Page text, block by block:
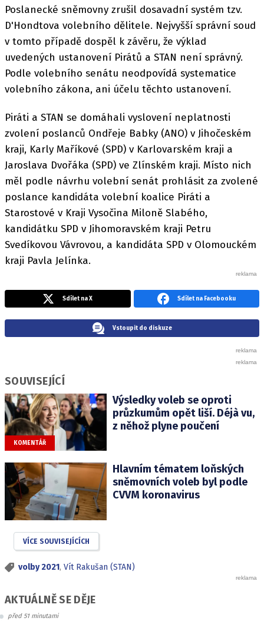
Poslanecké sněmovny zrušil dosavadní systém tzv.
D'Hondtova volebního dělitele. Nejvyšší správní soud
v tomto případě dospěl k závěru, že výklad
uvedených ustanovení Pirátů a STAN není správný.
Podle volebního senátu neodpovídá systematice
volebního zákona, ani účelu těchto ustanovení.
Piráti a STAN se domáhali vyslovení neplatnosti
zvolení poslanců Ondřeje Babky (ANO) v Jihočeském
kraji, Karly Maříkové (SPD) v Karlovarském kraji a
Jaroslava Dvořáka (SPD) ve Zlínském kraji. Místo nich
měl podle návrhu volební senát prohlásit za zvolené
poslance kandidáta volební koalice Piráti a
Starostové v Kraji Vysočina Miloně Slabého,
kandidátku SPD v Jihomoravském kraji Petru
Svedíkovou Vávrovou, a kandidáta SPD v Olomouckém
kraji Pavla Jelínka.
Sdílet na X Sdílet na Facebooku
Vstoupit do diskuze
SOUVISEJÍCÍ
KOMENTÁŘ
Výsledky voleb se oproti
průzkumům opět liší. Déjà vu,
z něhož plyne poučení
Hlavním tématem loňských
sněmovních voleb byl podle
CVVM koronavirus
VÍCE SOUVISEJÍCÍCH
volby 2021, Vít Rakušan (STAN)
AKTUÁLNĚ SE DĚJE
před 51 minutami